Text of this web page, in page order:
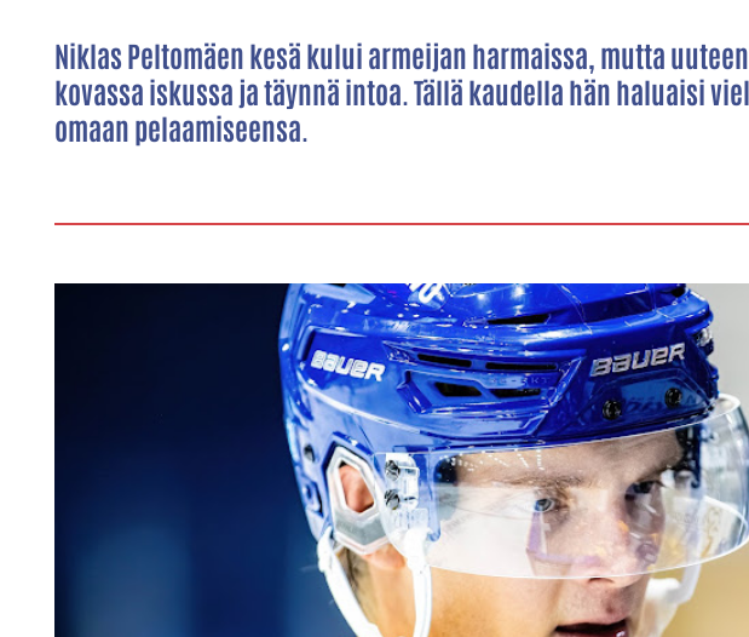
Niklas Peltomäen kesä kului armeijan harmaissa, mutta
kovassa iskussa ja täynnä intoa. Tällä kaudella hän haluaisi
omaan pelaamiseensa.